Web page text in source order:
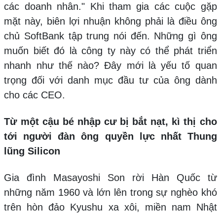
các doanh nhân." Khi tham gia các cuộc gặp
mặt này, biên lợi nhuận không phải là điều ông
chủ SoftBank tập trung nói đến. Những gì ông
muốn biết đó là công ty này có thể phát triển
nhanh như thế nào? Đây mới là yếu tố quan
trọng đối với danh mục đầu tư của ông dành
cho các CEO.
Từ một cậu bé nhập cư bị bắt nạt, kì thị cho
tới người đàn ông quyền lực nhất Thung
lũng Silicon
Gia đình Masayoshi Son rời Hàn Quốc từ
những năm 1960 và lớn lên trong sự nghèo khó
trên hòn đảo Kyushu xa xôi, miền nam Nhật